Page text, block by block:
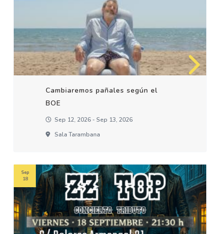
Cambiaremos pañales según el
BOE
Sep 12, 2026 - Sep 13, 2026
Sala Tarambana
Sep
18